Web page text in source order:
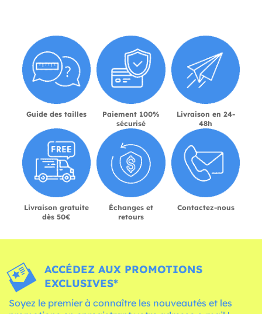
Guide des tailles
Paiement 100%
sécurisé
Livraison en 24-
48h
Livraison gratuite
dès 50€
Échanges et
retours
Contactez-nous
ACCÉDEZ AUX PROMOTIONS
EXCLUSIVES*
Soyez le premier à connaître les nouveautés et les